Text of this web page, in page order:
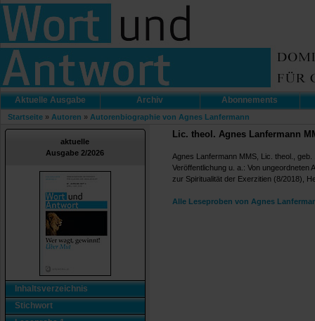
Aktuelle Ausgabe Archiv Abonnements
Startseite » Autoren » Autorenbiographie von Agnes Lanfermann
aktuelle
Ausgabe 2/2026
Inhaltsverzeichnis
Stichwort
Lic. theol. Agnes Lanfermann
Agnes Lanfermann MMS, Lic. theol.,
Veröffentlichung u. a.: Von ungeordneten
zur Spiritualität der Exerzitien (8/2018),
Alle Leseproben von Agnes